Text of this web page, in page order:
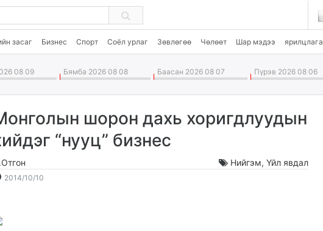
засаг Бизнес Спорт Соёл урлаг Зөвлөгөө Чөлөөт Шар мэдээ ярилцлага
08 09 Бямба 2026 08 08 Баасан 2026 08 07 Пүрэв 2026 08 06
шорон дахь хоригдлуудын
“нууц” бизнес
Нийгэм,Үйл явдал
2014/10/10